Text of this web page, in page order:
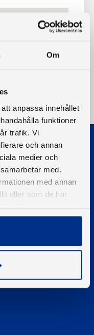
Om
anpassa innehållet
funktioner
trafik. Vi
och annan
medier och
med.
med annan
eller som de har